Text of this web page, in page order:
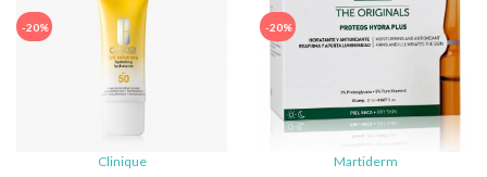
-20%
Clinique
-20%
Martiderm